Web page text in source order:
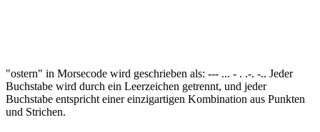
"ostern" in Morsecode wird geschrieben als: --- ... - . .-. -.. Jeder
Buchstabe wird durch ein Leerzeichen getrennt, und jeder
Buchstabe entspricht einer einzigartigen Kombination aus Punkten
und Strichen.